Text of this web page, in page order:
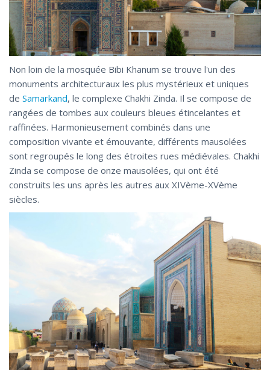
Non loin de la mosquée Bibi Khanum se trouve l'un des
monuments architecturaux les plus mystérieux et uniques
de Samarkand, le complexe Chakhi Zinda. Il se compose de
rangées de tombes aux couleurs bleues étincelantes et
raffinées. Harmonieusement combinés dans une
composition vivante et émouvante, différents mausolées
sont regroupés le long des étroites rues médiévales. Chakhi
Zinda se compose de onze mausolées, qui ont été
construits les uns après les autres aux XIVème-XVème
siècles.